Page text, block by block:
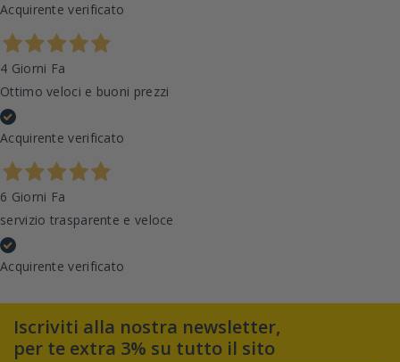
Acquirente verificato
4 Giorni Fa
Ottimo veloci e buoni prezzi
Acquirente verificato
6 Giorni Fa
servizio trasparente e veloce
Acquirente verificato
Iscriviti alla nostra newsletter,
per te extra 3% su tutto il sito